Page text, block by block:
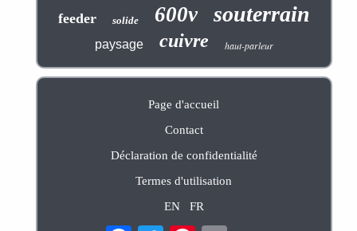
feeder solide 600v souterrain
paysage cuivre haut-parleur
Page d'accueil
Contact
Déclaration de confidentialité
Termes d'utilisation
EN
FR